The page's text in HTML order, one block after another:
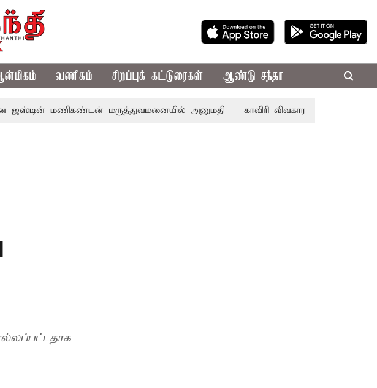
வணிகம் சிறப்புக் கட்டுரைகள் ஆண்டு சந்தா
மணிகண்டன் மருத்துவமனையில் அனுமதி காவிரி விவகாரம்: சட்டசபையில்